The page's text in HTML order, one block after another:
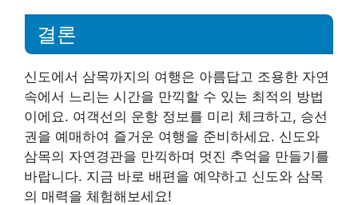
결론
신도에서 삼목까지의 여행은 아름답고 조용한 자연
속에서 느리는 시간을 만끽할 수 있는 최적의 방법
이에요. 여객선의 운항 정보를 미리 체크하고, 승선
권을 예매하여 즐거운 여행을 준비하세요. 신도와
삼목의 자연경관을 만끽하며 멋진 추억을 만들기를
바랍니다. 지금 바로 배편을 예약하고 신도와 삼목
의 매력을 체험해보세요!